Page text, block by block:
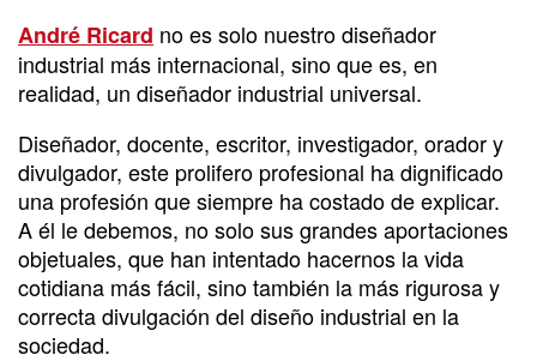
André Ricard no es solo nuestro diseñador
industrial más internacional, sino que es, en
realidad, un diseñador industrial universal.
Diseñador, docente, escritor, investigador, orador y
divulgador, este prolifero profesional ha dignificado
una profesión que siempre ha costado de explicar.
A él le debemos, no solo sus grandes aportaciones
objetuales, que han intentado hacernos la vida
cotidiana más fácil, sino también la más rigurosa y
correcta divulgación del diseño industrial en la
sociedad.